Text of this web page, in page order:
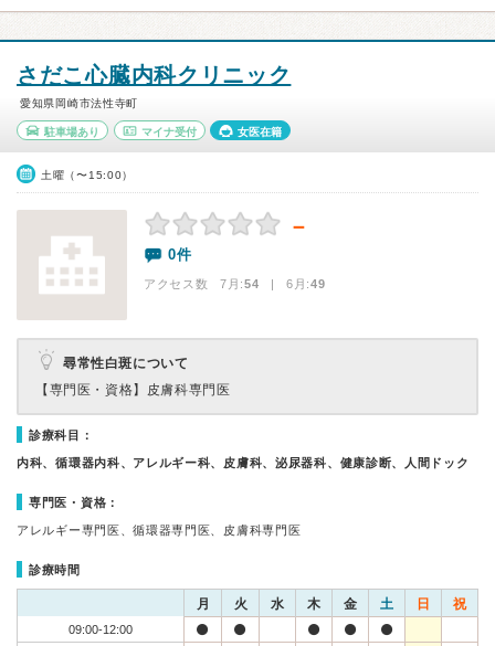
さだこ心臓内科クリニック
愛知県岡崎市法性寺町
駐車場あり マイナ受付 女医在籍
土曜（〜15:00）
－
0件
アクセス数 7月:54 | 6月:49
尋常性白斑について
【専門医・資格】 皮膚科専門医
診療科目：
内科、循環器内科、アレルギー科、皮膚科、泌尿器科、健康診断、人間ドック
専門医・資格：
アレルギー専門医、循環器専門医、皮膚科専門医
診療時間
月 火 水 木 金 土 日 祝
09:00-12:00